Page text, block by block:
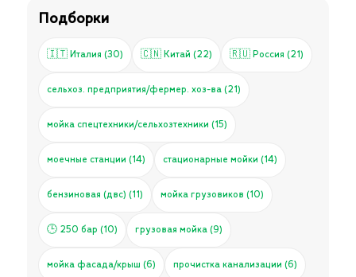
Подборки
🇮🇹 Италия (30) 🇨🇳 Китай (22) 🇷🇺 Россия (21)
сельхоз. предприятия/фермер. хоз-ва (21)
мойка спецтехники/сельхозтехники (15)
моечные станции (14) стационарные мойки (14)
бензиновая (двс) (11) мойка грузовиков (10)
🕒 250 бар (10) грузовая мойка (9)
мойка фасада/крыш (6) прочистка канализации (6)